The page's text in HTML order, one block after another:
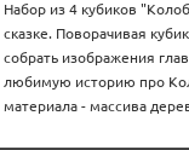
Набор из 4 кубиков
сказке. Поворачивая
собрать изображения
любимую историю про
материала - массива